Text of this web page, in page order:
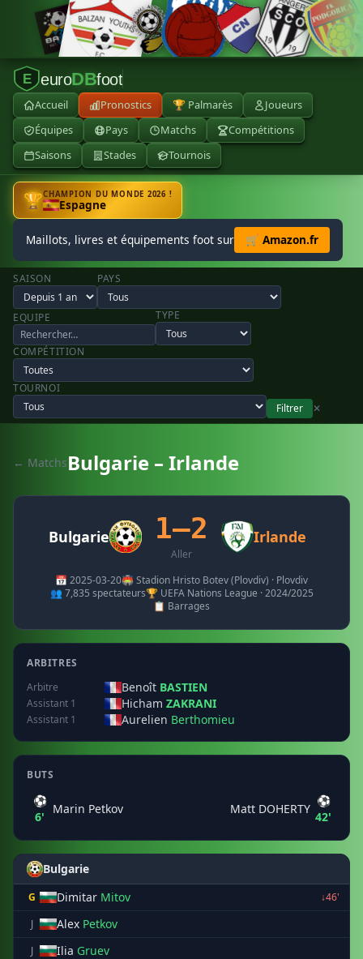
E euroDBfoot
Accueil Pronostics 🏆 Palmarès
Joueurs
Équipes
Pays Matchs
Compétitions
Saisons
Stades Tournois
🏆CHAMPION DU MONDE 2026 !
Espagne
Maillots, livres et équipements foot sur 🛒 Amazon.fr
SAISON PAYS
EQUIPE TYPE
COMPÉTITION
TOURNOI
Filtrer
✕
← MatchsBulgarie – Irlande
Bulgarie 1–2
Aller
Irlande
📅 2025-03-20🏟️ Stadion Hristo Botev (Plovdiv) · Plovdiv
👥 7,835 spectateurs🏆 UEFA Nations League · 2024/2025
📋 Barrages
ARBITRES
Arbitre
Benoît BASTIEN
Assistant 1 Hicham ZAKRANI
Assistant 1 Aurelien Berthomieu
BUTS
⚽
6'
Marin Petkov Matt DOHERTY
⚽
42'
Bulgarie
G Dimitar Mitov
↓46'
J
Alex Petkov
J Ilia Gruev